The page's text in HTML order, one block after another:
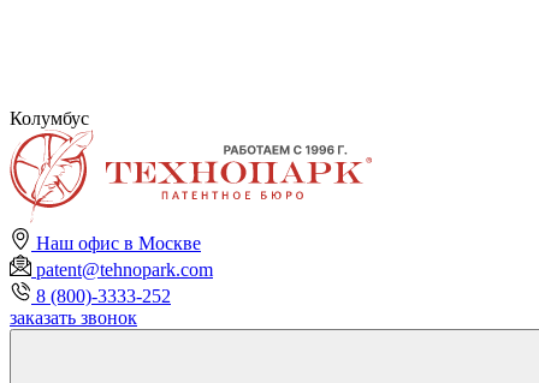
Колумбус
Наш офис в Москве
patent@tehnopark.com
8 (800)-3333-252
заказать звонок